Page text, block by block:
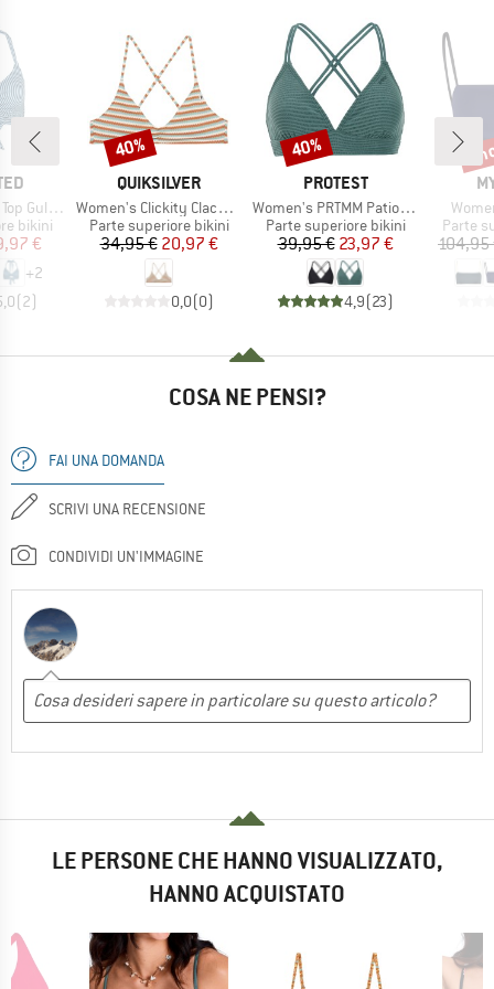
bikini
ridotto
€
+2
(2)
MARCHIO
QUIKSILVER
Articolo
Women's Clickity Clack Top
Gruppo di prodotti
Parte superiore bikini
Prezzo
34,95 €Prezzo ridotto
20,97 €
0,0(0)
Sconto
40%
MARCHIO
PROTEST
Articolo
Women's PRTMM Patio Triangle
Gruppo di prodotti
Parte superiore bikini
Prezzo
39,95 €Prezzo ridotto
23,97 €
4,9(23)
Sconto
40%
Parte
104,95
COSA NE PENSI?
FAI UNA DOMANDA
SCRIVI UNA RECENSIONE
CONDIVIDI UN'IMMAGINE
LE PERSONE CHE HANNO VISUALIZZATO,
HANNO ACQUISTATO